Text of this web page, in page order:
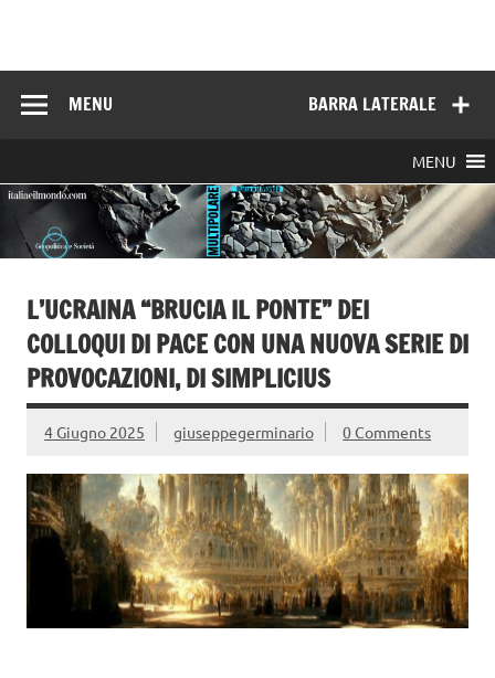
BARRA LATERALE
MENU
MENU
L’UCRAINA “BRUCIA IL PONTE” DEI
COLLOQUI DI PACE CON UNA NUOVA SERIE DI
PROVOCAZIONI, DI SIMPLICIUS
4 Giugno 2025 giuseppegerminario 0 Comments